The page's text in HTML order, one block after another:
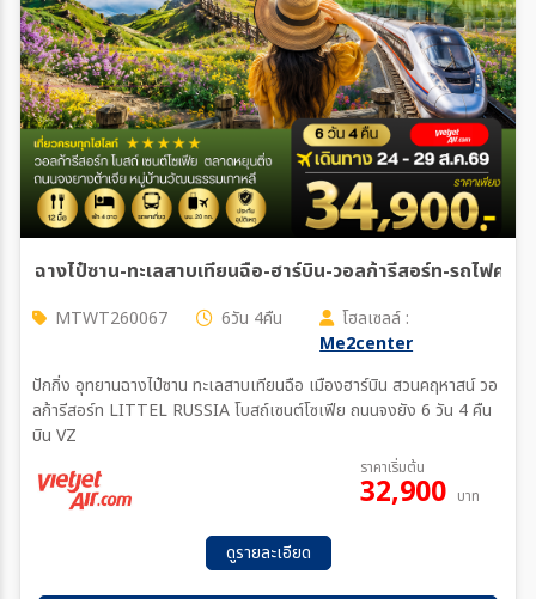
ฉางไป๋ซาน-ทะเลสาบเทียนฉือ-ฮาร์บิน-วอลก้ารีสอร์ท-รถไฟควา
MTWT260067 6วัน 4คืน
โฮลเซลล์ :
Me2center
ปักกิ่ง อุทยานฉางไป๋ซาน ทะเลสาบเทียนฉือ เมืองฮาร์บิน สวนคฤหาสน์ วอ
ลก้ารีสอร์ท LITTEL RUSSIA โบสถ์เซนต์โซเฟีย ถนนจงยัง 6 วัน 4 คืน
บิน VZ
ราคาเริ่มต้น
32,900 บาท
ดูรายละเอียด